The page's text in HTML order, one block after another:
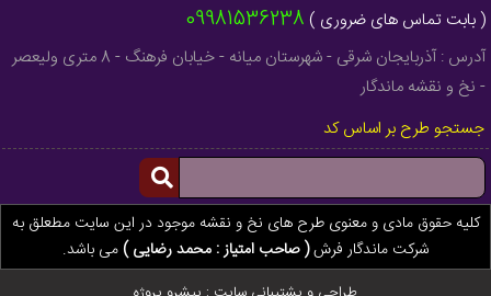
( بابت تماس های ضروری ) 09981536238
آدرس : آذربایجان شرقی - شهرستان میانه - خیابان فرهنگ - 8 متری ولیعصر
- نخ و نقشه ماندگار
جستجو طرح بر اساس کد
کلیه حقوق مادی و معنوی طرح های نخ و نقشه موجود در این سایت مطعلق به
شرکت ماندگار فرش( صاحب امتیاز : محمد رضایی )می باشد.